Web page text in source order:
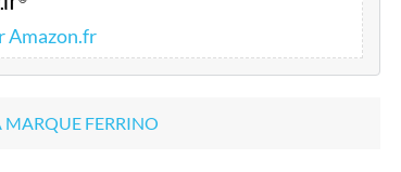
Amazon.fr
MARQUE FERRINO